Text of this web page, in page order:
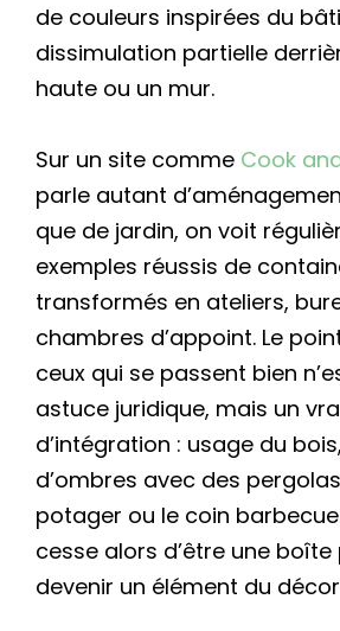
de couleurs inspirées du
dissimulation partielle
haute ou un mur.
Sur un site comme Cook
parle autant
que de jardin, on voit
exemples réussis de
transformés en ateliers,
chambres d’appoint. Le
ceux qui se passent bien
astuce juridique, mais un
d’intégration : usage du
d’ombres avec des
potager ou le coin
cesse alors d’être une
devenir un élément du